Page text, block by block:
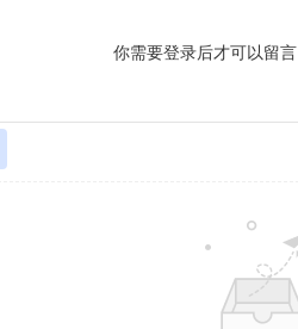
你需要登录后才可以留言